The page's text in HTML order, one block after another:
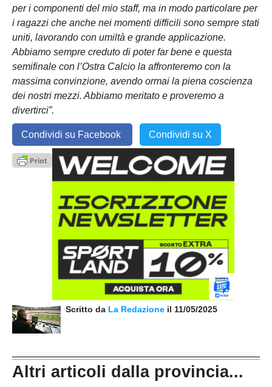
per i componenti del mio staff, ma in modo particolare per
i ragazzi che anche nei momenti difficili sono sempre stati
uniti, lavorando con umiltà e grande applicazione.
Abbiamo sempre creduto di poter far bene e questa
semifinale con l’Ostra Calcio la affronteremo con la
massima convinzione, avendo ormai la piena coscienza
dei nostri mezzi. Abbiamo meritato e proveremo a
divertirci”.
Condividi su Facebook Condividi su X
Scritto da La Redazione il 11/05/2025
Altri articoli dalla provincia...